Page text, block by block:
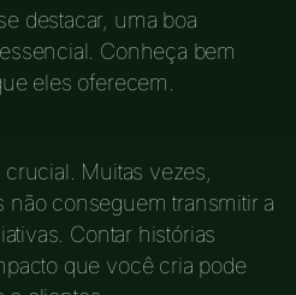
destacar, uma boa
Conheça bem
eles oferecem.
Muitas vezes,
não conseguem transmitir a
Contar histórias
que você cria pode